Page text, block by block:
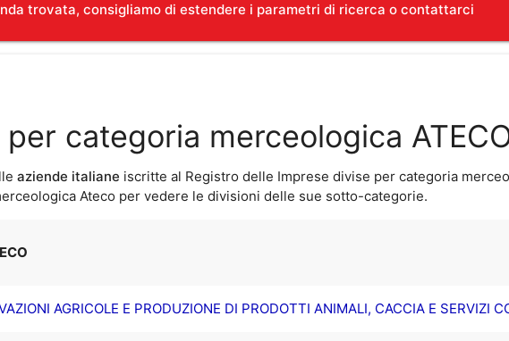
trovata, consigliamo di estendere i parametri di ricerca o contattarci
per categoria merceologica
aziende italiane iscritte al Registro delle Imprese divise per categoria
Ateco per vedere le divisioni delle sue sotto-categorie.
AGRICOLE E PRODUZIONE DI PRODOTTI ANIMALI, CACCIA E SERVIZI